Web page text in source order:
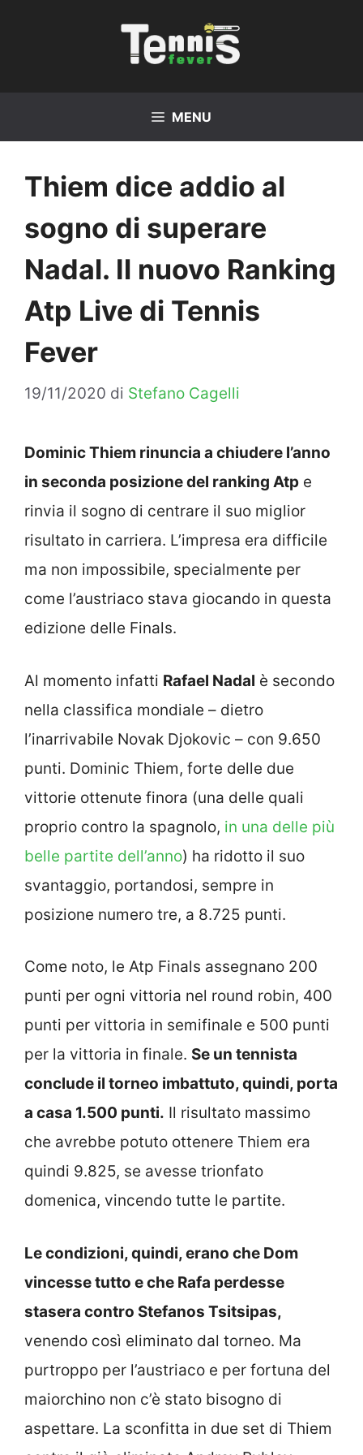
MENU
Thiem dice addio al
sogno di superare
Nadal. Il nuovo Ranking
Atp Live di Tennis
Fever
19/11/2020 di Stefano Cagelli
Dominic Thiem rinuncia a chiudere l’anno
in seconda posizione del ranking Atp e
rinvia il sogno di centrare il suo miglior
risultato in carriera. L’impresa era difficile
ma non impossibile, specialmente per
come l’austriaco stava giocando in questa
edizione delle Finals.
Al momento infatti Rafael Nadal è secondo
nella classifica mondiale – dietro
l’inarrivabile Novak Djokovic – con 9.650
punti. Dominic Thiem, forte delle due
vittorie ottenute finora (una delle quali
proprio contro la spagnolo, in una delle più
belle partite dell’anno) ha ridotto il suo
svantaggio, portandosi, sempre in
posizione numero tre, a 8.725 punti.
Come noto, le Atp Finals assegnano 200
punti per ogni vittoria nel round robin, 400
punti per vittoria in semifinale e 500 punti
per la vittoria in finale. Se un tennista
conclude il torneo imbattuto, quindi, porta
a casa 1.500 punti. Il risultato massimo
che avrebbe potuto ottenere Thiem era
quindi 9.825, se avesse trionfato
domenica, vincendo tutte le partite.
Le condizioni, quindi, erano che Dom
vincesse tutto e che Rafa perdesse
stasera contro Stefanos Tsitsipas,
venendo così eliminato dal torneo. Ma
purtroppo per l’austriaco e per fortuna del
maiorchino non c’è stato bisogno di
aspettare. La sconfitta in due set di Thiem